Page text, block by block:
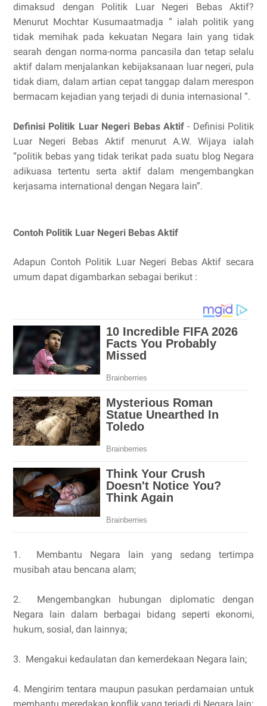
dimaksud dengan Politik Luar Negeri Bebas Aktif?
Menurut Mochtar Kusumaatmadja “ ialah politik yang
tidak memihak pada kekuatan Negara lain yang tidak
searah dengan norma-norma pancasila dan tetap selalu
aktif dalam menjalankan kebijaksanaan luar negeri, pula
tidak diam, dalam artian cepat tanggap dalam merespon
bermacam kejadian yang terjadi di dunia internasional “.
Definisi Politik Luar Negeri Bebas Aktif- Definisi Politik
Luar Negeri Bebas Aktif menurut A.W. Wijaya ialah
“politik bebas yang tidak terikat pada suatu blog Negara
adikuasa tertentu serta aktif dalam mengembangkan
kerjasama international dengan Negara lain”.
Contoh Politik Luar Negeri Bebas Aktif
Adapun Contoh Politik Luar Negeri Bebas Aktif secara
umum dapat digambarkan sebagai berikut :
1. Membantu Negara lain yang sedang tertimpa
musibah atau bencana alam;
2. Mengembangkan hubungan diplomatic dengan
Negara lain dalam berbagai bidang seperti ekonomi,
hukum, sosial, dan lainnya;
3. Mengakui kedaulatan dan kemerdekaan Negara lain;
4. Mengirim tentara maupun pasukan perdamaian untuk
membantu meredakan konflik yang terjadi di Negara lain;